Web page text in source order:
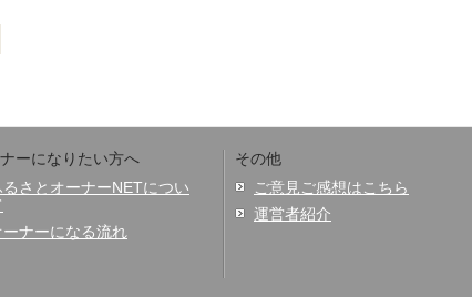
ーになりたい方へ
るさとオーナーNETについ
ーナーになる流れ
その他
ご意見ご感想はこちら
運営者紹介